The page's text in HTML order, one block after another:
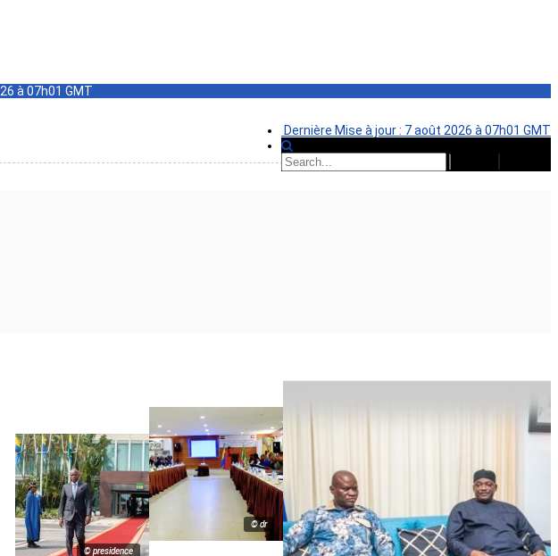
Dernière Mise à jour : 7 août 2026 à 07h01 GMT
à 07h01 GMT
© dr
© presidence